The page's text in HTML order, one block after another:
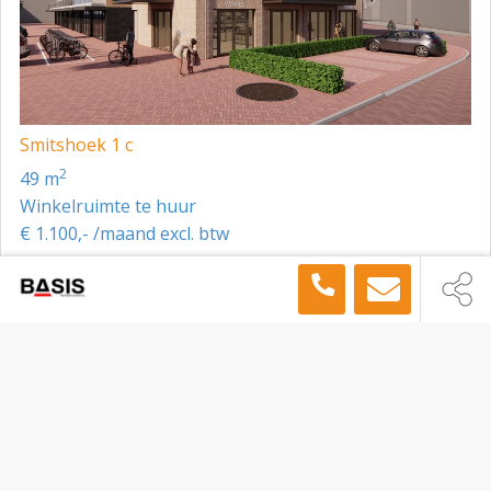
Smitshoek 1 c
49 m2
Winkelruimte te huur
€ 1.100,- /maand excl. btw
Toon meer panden in de buurt →